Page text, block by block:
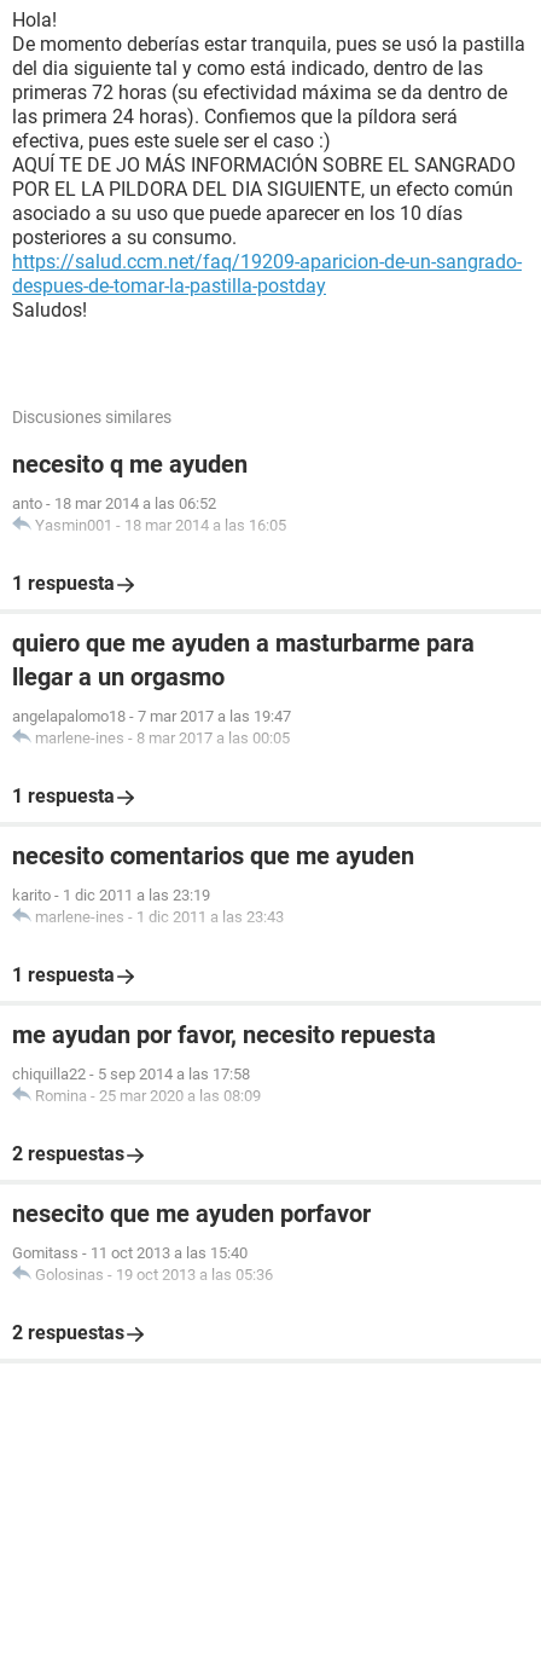
Hola!
De momento deberías estar tranquila, pues se usó la pastilla
del dia siguiente tal y como está indicado, dentro de las
primeras 72 horas (su efectividad máxima se da dentro de
las primera 24 horas). Confiemos que la píldora será
efectiva, pues este suele ser el caso :)
AQUÍ TE DE JO MÁS INFORMACIÓN SOBRE EL SANGRADO
POR EL LA PILDORA DEL DIA SIGUIENTE, un efecto común
asociado a su uso que puede aparecer en los 10 días
posteriores a su consumo.
https://salud.ccm.net/faq/19209-aparicion-de-un-sangrado-
despues-de-tomar-la-pastilla-postday
Saludos!
Discusiones similares
necesito q me ayuden
anto - 18 mar 2014 a las 06:52
Yasmin001 - 18 mar 2014 a las 16:05
1 respuesta
quiero que me ayuden a masturbarme para
llegar a un orgasmo
angelapalomo18 - 7 mar 2017 a las 19:47
marlene-ines - 8 mar 2017 a las 00:05
1 respuesta
necesito comentarios que me ayuden
karito - 1 dic 2011 a las 23:19
marlene-ines - 1 dic 2011 a las 23:43
1 respuesta
me ayudan por favor, necesito repuesta
chiquilla22 - 5 sep 2014 a las 17:58
Romina - 25 mar 2020 a las 08:09
2 respuestas
nesecito que me ayuden porfavor
Gomitass - 11 oct 2013 a las 15:40
Golosinas - 19 oct 2013 a las 05:36
2 respuestas